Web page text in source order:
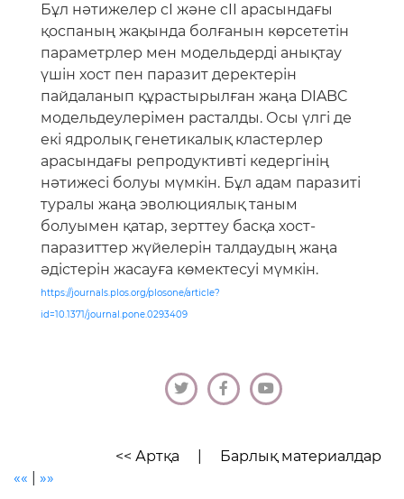
Бұл нәтижелер cI және cII арасындағы
қоспаның жақында болғанын көрсететін
параметрлер мен модельдерді анықтау
үшін хост пен паразит деректерін
пайдаланып құрастырылған жаңа DIABC
модельдеулерімен расталды. Осы үлгі де
екі ядролық генетикалық кластерлер
арасындағы репродуктивті кедергінің
нәтижесі болуы мүмкін. Бұл адам паразиті
туралы жаңа эволюциялық таным
болуымен қатар, зерттеу басқа хост-
паразиттер жүйелерін талдаудың жаңа
әдістерін жасауға көмектесуі мүмкін.
https://journals.plos.org/plosone/article?
id=10.1371/journal.pone.0293409
<< Артқа
Барлық материалдар
««
»»